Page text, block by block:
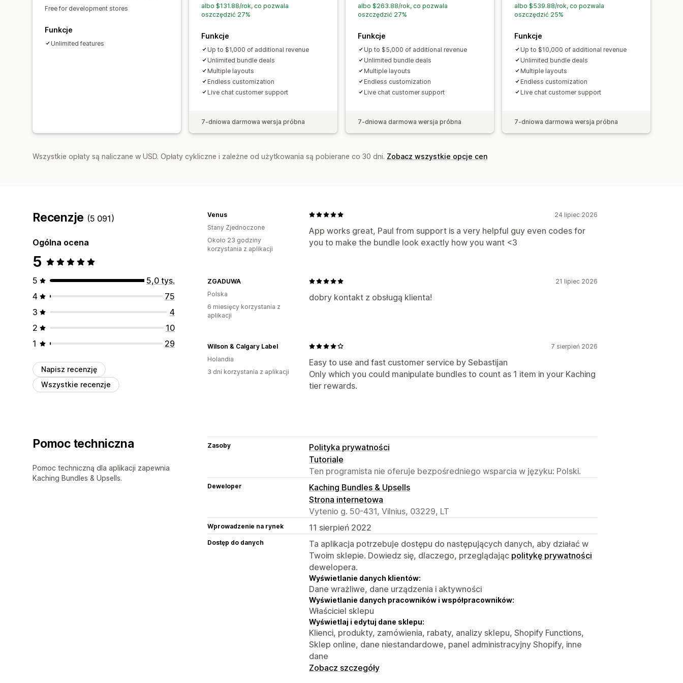
System poziomów rabatów Rekomendacje AI
Uaktualnienie subskrypcji
Priorytetowa realizacja
Współczynniki konwersji
Free for development stores
Funkcje
Unlimited features
albo $131.88/rok, co pozwala
oszczędzić 27%
Funkcje
Up to $1,000 of additional revenue
Unlimited bundle deals
Multiple layouts
Endless customization
Live chat customer support
7-dniowa darmowa wersja próbna
albo $263.88/rok, co pozwala
oszczędzić 27%
Funkcje
Up to $5,000 of additional revenue
Unlimited bundle deals
Multiple layouts
Endless customization
Live chat customer support
7-dniowa darmowa wersja próbna
albo $539.88/rok, co pozwala
oszczędzić 25%
Funkcje
Up to $10,000 of additional revenue
Unlimited bundle deals
Multiple layouts
Endless customization
Live chat customer support
7-dniowa darmowa wersja próbna
Wszystkie opłaty są naliczane w USD. Opłaty cykliczne i zależne od użytkowania są pobierane co 30 dni. Zobacz wszystkie opcje cen
Recenzje (5 091)
Ogólna ocena
5
5
5,0 tys.
4
75
3
4
2
10
1
29
Napisz recenzję
Wszystkie recenzje
24 lipiec 2026
App works great, Paul from support is a very helpful guy even codes for
you to make the bundle look exactly how you want <3
Venus
Stany Zjednoczone
Około 23 godziny
korzystania z aplikacji
21 lipiec 2026
dobry kontakt z obsługą klienta!
ZGADUWA
Polska
6 miesięcy korzystania z
aplikacji
7 sierpień 2026
Easy to use and fast customer service by Sebastijan
Only which you could manipulate bundles to count as 1 item in your Kaching
tier rewards.
Wilson & Calgary Label
Holandia
3 dni korzystania z aplikacji
Pomoc techniczna
Pomoc techniczną dla aplikacji zapewnia
Kaching Bundles & Upsells.
Zasoby
Polityka prywatności
Tutoriale
Ten programista nie oferuje bezpośredniego wsparcia w języku: Polski.
Deweloper
Kaching Bundles & Upsells
Strona internetowa
Vytenio g. 50-431, Vilnius, 03229, LT
Wprowadzenie na rynek 11 sierpień 2022
Dostęp do danych
Ta aplikacja potrzebuje dostępu do następujących danych, aby działać w
Twoim sklepie. Dowiedz się, dlaczego, przeglądając politykę prywatności
dewelopera.
Wyświetlanie danych klientów:
Dane wrażliwe, dane urządzenia i aktywności
Wyświetlanie danych pracowników i współpracowników:
Właściciel sklepu
Wyświetlaj i edytuj dane sklepu:
Klienci, produkty, zamówienia, rabaty, analizy sklepu, Shopify Functions,
Sklep online, dane niestandardowe, panel administracyjny Shopify, inne
dane
Zobacz szczegóły